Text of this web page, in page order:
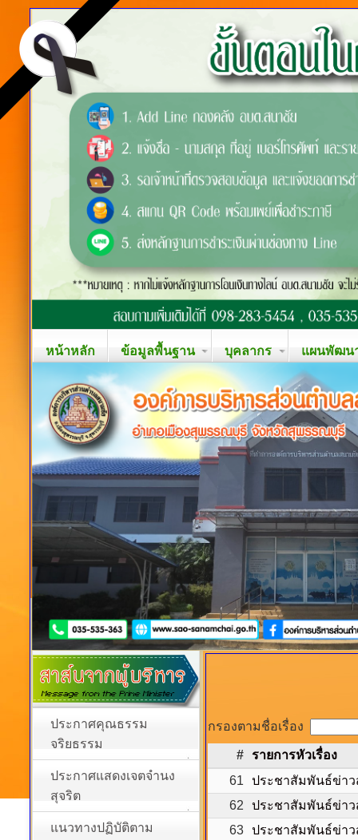
หน้าหลัก ข้อมูลพื้นฐาน บุคลากร แผนพัฒน
กรองตามชื่อเรื่อง
#
รายการหัวเรื่อง
61
ประชาสัมพันธ์ข่าว
62
ประชาสัมพันธ์ข่าว
63 ประชาสัมพันธ์ข่าว
ประกาศคุณธรรม
จริยธรรม
ประกาศแสดงเจตจำนง
สุจริต
แนวทางปฏิบัติตาม